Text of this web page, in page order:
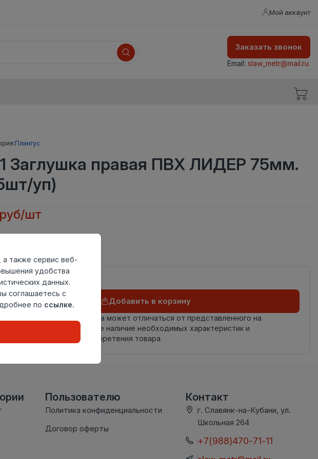
Мой аккаунт
Заказать звонок
Email: slaw_metr@mail.ru
Плинтус
Заглушка правая ПВХ ЛИДЕР 75мм.
уп)
шт
ПВХ
4 шт
Добавить в корзину
Внешний вид товара может отличаться от представленного на
сайте. Проверяйте наличие необходимых характеристик и
в момент приобретения товара.
Пользователю
Политика конфиденциальности
Договор оферты
Контакт
г. Славянк-на-Кубани, ул.
Школьная 264
+7(988)470-71-11
а также сервис веб-
удобства
данных.
соглашаетесь с
по ссылке.